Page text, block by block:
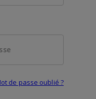
de passe oublié ?